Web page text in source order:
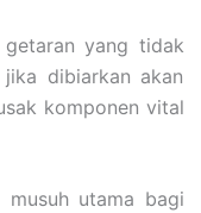
getaran yang tidak
dibiarkan akan
komponen vital
utama bagi